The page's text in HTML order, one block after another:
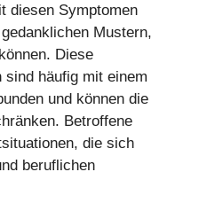
diesen Symptomen
Mustern,
Diese
sind häufig mit einem
und können die
Betroffene
die sich
beruflichen